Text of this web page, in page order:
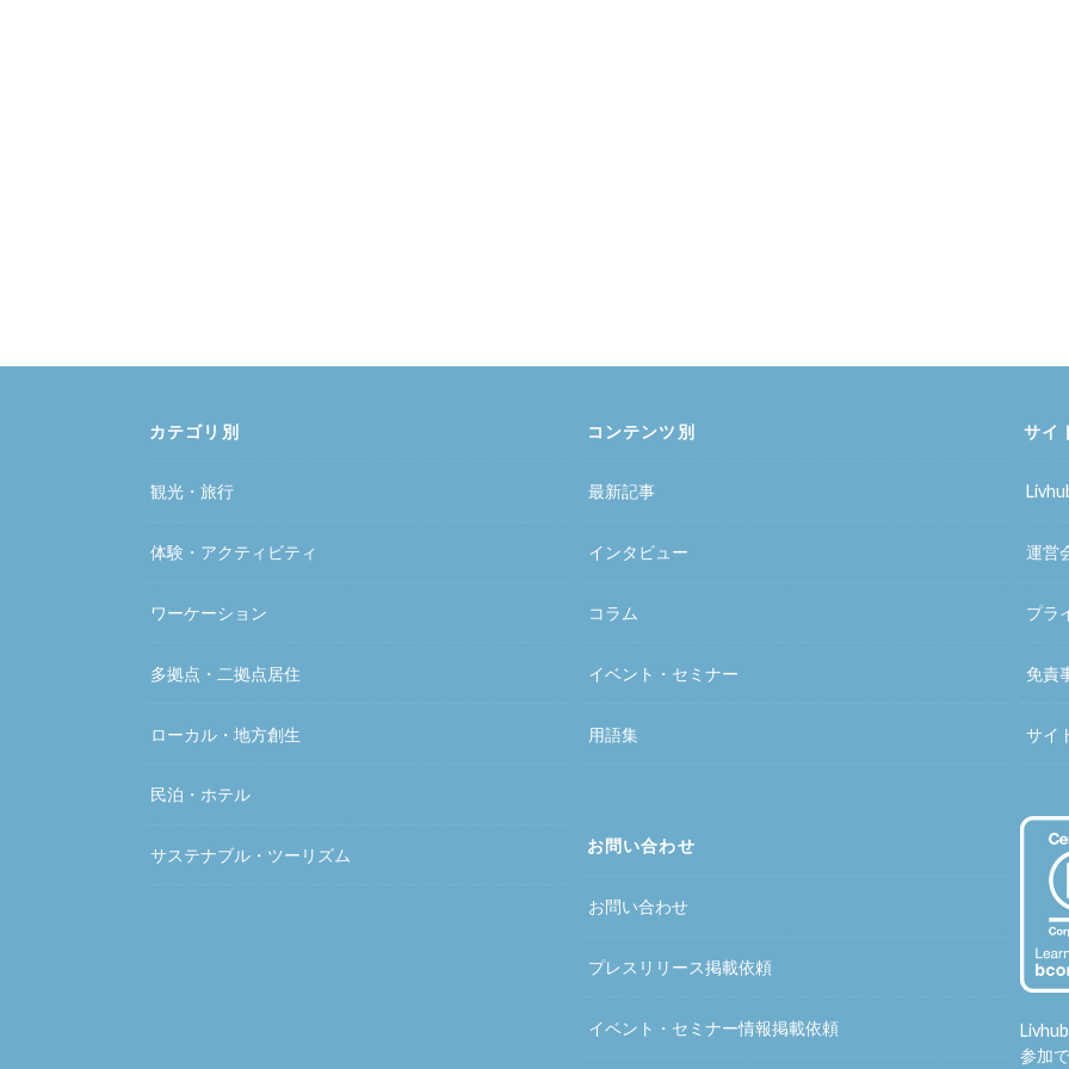
カテゴリ別
観光・旅行
体験・アクティビティ
ワーケーション
多拠点・二拠点居住
ローカル・地方創生
民泊・ホテル
サステナブル・ツーリズム
コンテンツ別
最新記事
インタビュー
コラム
イベント・セミナー
用語集
お問い合わせ
お問い合わせ
プレスリリース掲載依頼
イベント・セミナー情報掲載依頼
サイ
運営
プラ
免責
サイ
参加